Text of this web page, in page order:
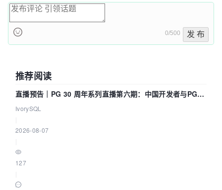
0/500 发 布
推荐阅读
直播预告｜PG 30 周年系列直播第六期：中国开发者与PG内
核——我们改得动吗？我们贡献了什么？
IvorySQL
2026-08-07
127